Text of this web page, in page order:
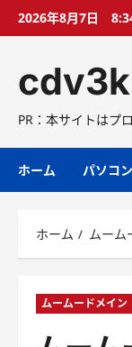
プ
2026年8月7日
PR：本サイトはプ
ホーム パソコ
ホーム ムーム
ムームードメイン